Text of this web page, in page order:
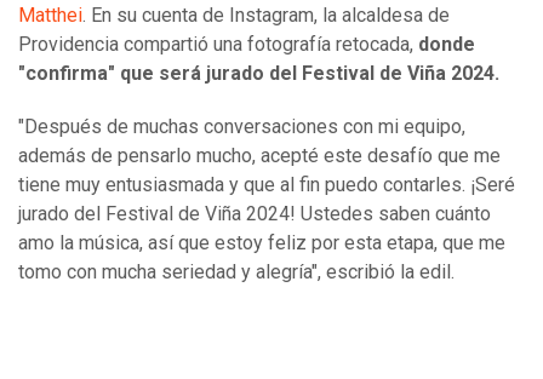
Matthei. En su cuenta de Instagram, la alcaldesa de
Providencia compartió una fotografía retocada, donde
"confirma" que será jurado del Festival de Viña 2024.
"Después de muchas conversaciones con mi equipo,
además de pensarlo mucho, acepté este desafío que me
tiene muy entusiasmada y que al fin puedo contarles. ¡Seré
jurado del Festival de Viña 2024! Ustedes saben cuánto
amo la música, así que estoy feliz por esta etapa, que me
tomo con mucha seriedad y alegría", escribió la edil.